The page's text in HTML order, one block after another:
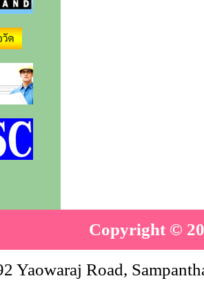
Copyright ©
Yaowaraj Road,